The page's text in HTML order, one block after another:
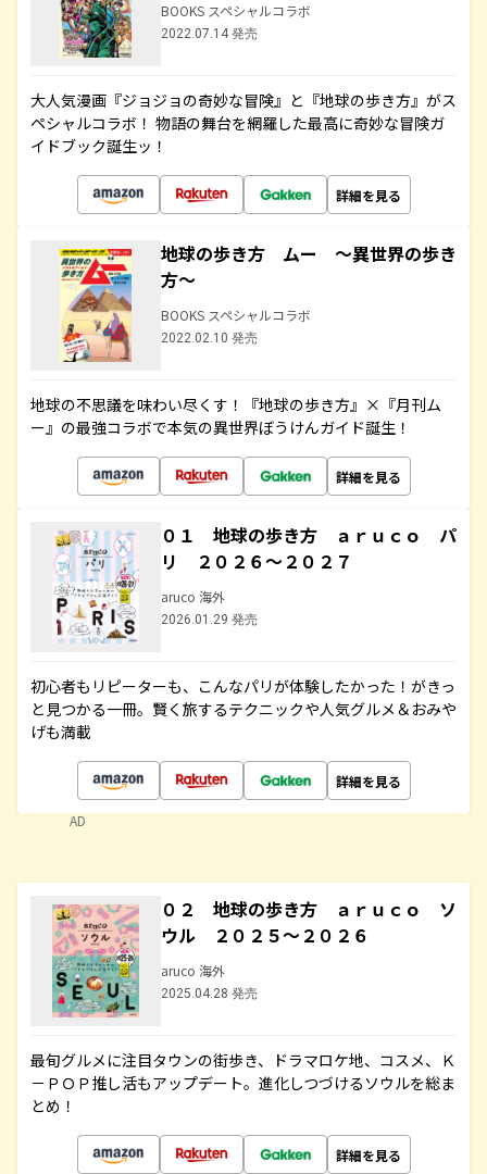
BOOKS スペシャルコラボ
2022.07.14 発売
大人気漫画『ジョジョの奇妙な冒険』と『地球の歩き方』がス
ペシャルコラボ！ 物語の舞台を網羅した最高に奇妙な冒険ガ
イドブック誕生ッ！
詳細を見る
地球の歩き方 ムー ～異世界の歩き
方～
BOOKS スペシャルコラボ
2022.02.10 発売
地球の不思議を味わい尽くす！『地球の歩き方』×『月刊ム
ー』の最強コラボで本気の異世界ぼうけんガイド誕生！
詳細を見る
０１ 地球の歩き方 ａｒｕｃｏ パ
リ ２０２６～２０２７
aruco 海外
2026.01.29 発売
初心者もリピーターも、こんなパリが体験したかった！がきっ
と見つかる一冊。賢く旅するテクニックや人気グルメ＆おみや
げも満載
詳細を見る
AD
０２ 地球の歩き方 ａｒｕｃｏ ソ
ウル ２０２５～２０２６
aruco 海外
2025.04.28 発売
最旬グルメに注目タウンの街歩き、ドラマロケ地、コスメ、Ｋ
－ＰＯＰ推し活もアップデート。進化しつづけるソウルを総ま
とめ！
詳細を見る